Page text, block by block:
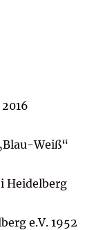
Weiß“
Heidelberg
e.V. 1952